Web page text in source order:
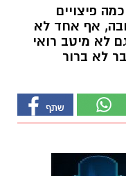
פיצויים
אף אחד לא
לא מיטב רואי
לא ברור